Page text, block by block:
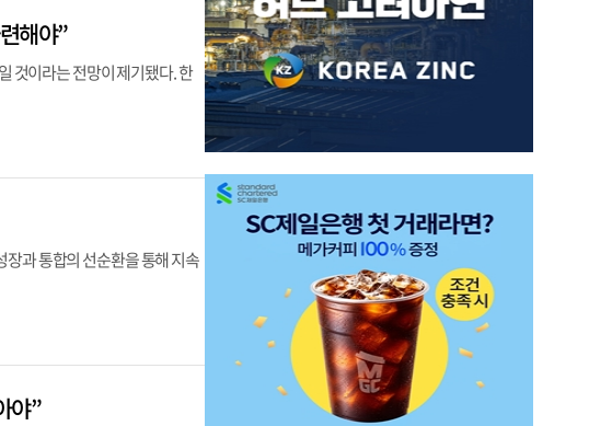
해야”
것이라는 전망이 제기됐다. 한
과 통합의 선순환을 통해 지속
야”